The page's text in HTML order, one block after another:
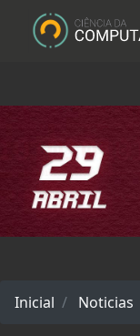
Inicial Noticias